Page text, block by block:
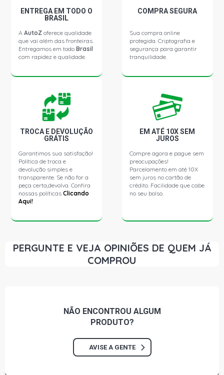
ENTREGA EM TODO O
BRASIL
AAutoZ oferece qualidade
que vai além das fronteiras.
Entregamos em todoBrasil
com rapidez e qualidade.
COMPRA SEGURA
Sua compra online
protegida. Criptografia e
segurança para garantir
tranquilidade.
TROCA E DEVOLUÇÃO
GRÁTIS
Garantimos sua satisfação!
Política de troca e
devolução simples e
transparente. Se não for a
peça certa,devolva. Confira
nossas políticasClicando
Aqui!
EM ATÉ 10X SEM
JUROS
Compre agora e pague sem
preocupações!
Parcelamento em até 10X
sem juros no cartão de
crédito. Facilidade que cabe
no seu bolso.
PERGUNTE E VEJA OPINIÕES DE QUEM JÁ
COMPROU
NÃO ENCONTROU ALGUM
PRODUTO?
AVISE A GENTE